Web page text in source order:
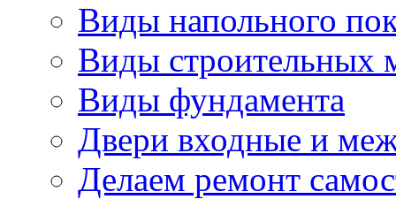
Виды напольного
Виды строительных
Виды фундамента
Двери входные и
Делаем ремонт